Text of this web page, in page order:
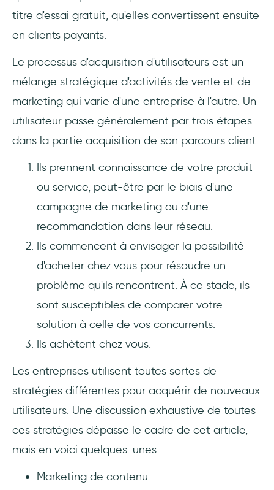
titre d'essai gratuit, qu'elles convertissent ensuite
en clients payants.
Le processus d'acquisition d'utilisateurs est un
mélange stratégique d'activités de vente et de
marketing qui varie d'une entreprise à l'autre. Un
utilisateur passe généralement par trois étapes
dans la partie acquisition de son parcours client :
Ils prennent connaissance de votre produit
ou service, peut-être par le biais d'une
campagne de marketing ou d'une
recommandation dans leur réseau.
Ils commencent à envisager la possibilité
d'acheter chez vous pour résoudre un
problème qu'ils rencontrent. À ce stade, ils
sont susceptibles de comparer votre
solution à celle de vos concurrents.
Ils achètent chez vous.
Les entreprises utilisent toutes sortes de
stratégies différentes pour acquérir de nouveaux
utilisateurs. Une discussion exhaustive de toutes
ces stratégies dépasse le cadre de cet article,
mais en voici quelques-unes :
Marketing de contenu